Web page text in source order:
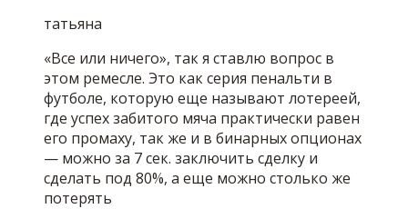
татьяна
«Все или ничего», так я ставлю вопрос в
этом ремесле. Это как серия пенальти в
футболе, которую еще называют лотереей,
где успех забитого мяча практически равен
его промаху, так же и в бинарных опционах
— можно за 7 сек. заключить сделку и
сделать под 80%, а еще можно столько же
потерять